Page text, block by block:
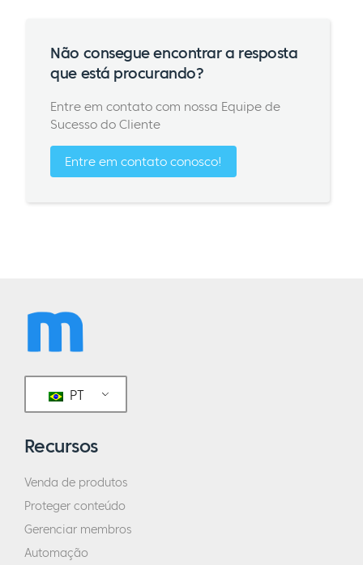
Não consegue encontrar a resposta
que está procurando?
Entre em contato com nossa Equipe de
Sucesso do Cliente
Entre em contato conosco!
PT
Recursos
Venda de produtos
Proteger conteúdo
Gerenciar membros
Automação